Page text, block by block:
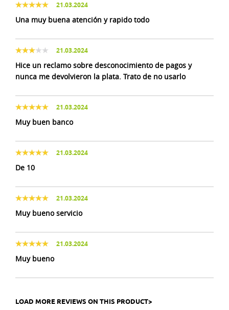
21.03.2024
Una muy buena atención y rapido todo
21.03.2024
Hice un reclamo sobre desconocimiento de pagos y
nunca me devolvieron la plata. Trato de no usarlo
21.03.2024
Muy buen banco
21.03.2024
De 10
21.03.2024
Muy bueno servicio
21.03.2024
Muy bueno
LOAD MORE REVIEWS ON THIS PRODUCT>